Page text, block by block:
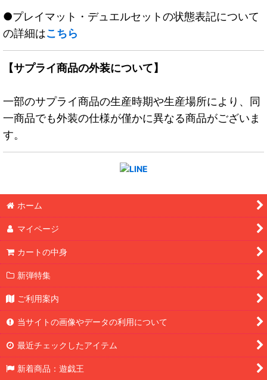
●プレイマット・デュエルセットの状態表記について
の詳細はこちら
【サプライ商品の外装について】
一部のサプライ商品の生産時期や生産場所により、同
一商品でも外装の仕様が僅かに異なる商品がございま
す。
ホーム
マイページ
カートの中身
新弾特集
ご利用案内
当サイトの画像やデータの利用について
最近チェックしたアイテム
新着商品：遊戯王